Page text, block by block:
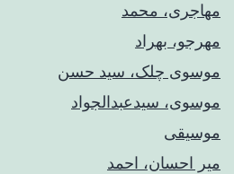
مهاجری، محمد
مهرجو، بهراد
موسوی چلک، سید حسن
موسوی، سیدعبدالجواد
موسیقی
میر احسان، احمد